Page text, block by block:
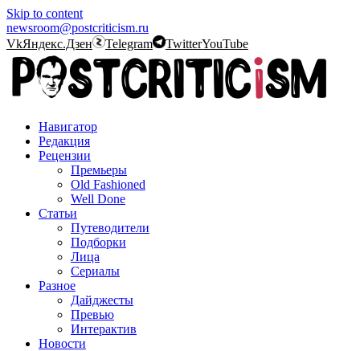
Skip to content
newsroom@postcriticism.ru
VkЯндекс.Дзен Telegram TwitterYouTube
Навигатор
Редакция
Рецензии
Премьеры
Old Fashioned
Well Done
Статьи
Путеводители
Подборки
Лица
Сериалы
Разное
Дайджесты
Превью
Интерактив
Новости